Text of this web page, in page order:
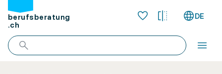
berufsberatung
.ch
DE